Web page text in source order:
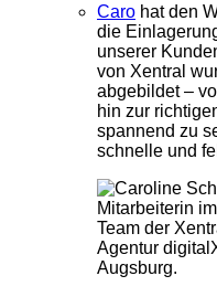
Caro hat den
die
unserer
von Xentral
abgebildet –
hin zur
spannend zu
schnelle und